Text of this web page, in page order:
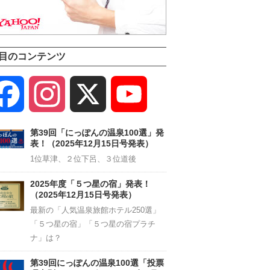
のコンテンツ
Facebook Instagram
Channel
第39回「にっぽんの温泉100選」発
表！（2025年12月15日号発表）
1位草津、２位下呂、３位道後
2025年度「５つ星の宿」発表！
（2025年12月15日号発表）
最新の「人気温泉旅館ホテル250選」
「５つ星の宿」「５つ星の宿プラチ
ナ」は？
第39回にっぽんの温泉100選「投票